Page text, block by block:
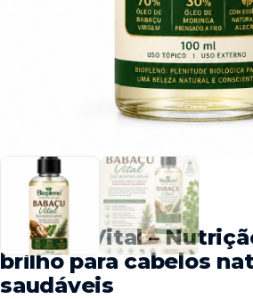
Babaçu Vital –
brilho para cabelos
saudáveis